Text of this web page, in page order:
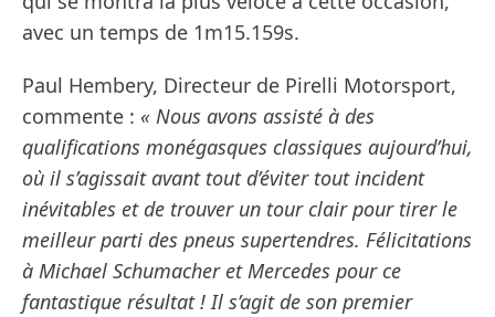
avec un temps de 1m15.159s.
Paul Hembery, Directeur de Pirelli Motorsport,
commente : « Nous avons assisté à des
qualifications monégasques classiques aujourd’hui,
où il s’agissait avant tout d’éviter tout incident
inévitables et de trouver un tour clair pour tirer le
meilleur parti des pneus supertendres. Félicitations
à Michael Schumacher et Mercedes pour ce
fantastique résultat ! Il s’agit de son premier